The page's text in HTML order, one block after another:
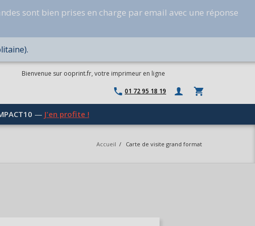
sont bien prises en charge par email avec une réponse
Bienvenue sur ooprint.fr, votre imprimeur en ligne
01 72 95 18 19
— J'en profite !
Accueil / Carte de visite grand format